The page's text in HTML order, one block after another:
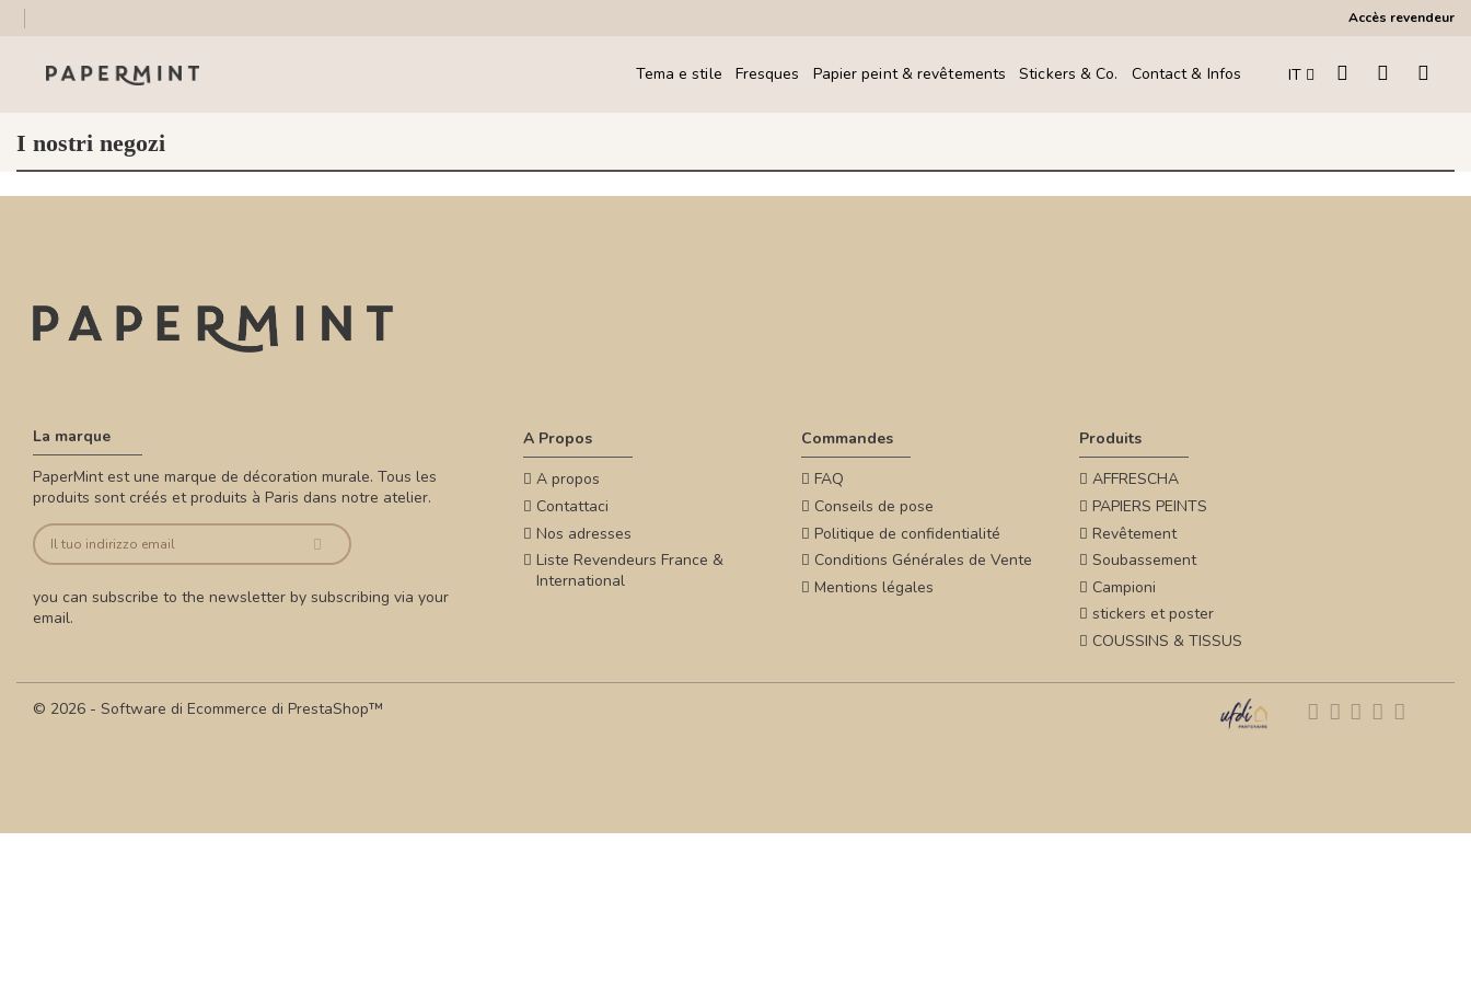
Accès revendeur
Tema e stile Fresques Papier peint & revêtements Stickers & Co. Contact & Infos IT
I nostri negozi
La marque
PaperMint est une marque de décoration murale. Tous les
produits sont créés et produits à Paris dans notre atelier.
you can subscribe to the newsletter by subscribing via your
email.
A Propos
A propos
Contattaci
Nos adresses
Liste Revendeurs France &
International
Commandes
FAQ
Conseils de pose
Politique de confidentialité
Conditions Générales de Vente
Mentions légales
Produits
AFFRESCHA
PAPIERS PEINTS
Revêtement
Soubassement
Campioni
stickers et poster
COUSSINS & TISSUS
© 2026 - Software di Ecommerce di PrestaShop™